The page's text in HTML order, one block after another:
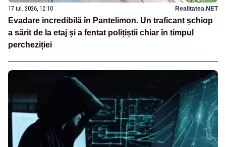
17 iul. 2026, 12:10 Realitatea.NET
Evadare incredibilă în Pantelimon. Un traficant șchiop
a sărit de la etaj și a fentat polițiștii chiar în timpul
percheziției